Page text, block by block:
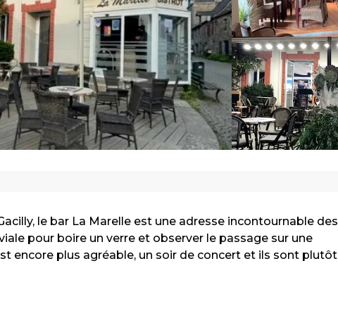
le bar La Marelle est une adresse incontournable des
pour boire un verre et observer le passage sur une
encore plus agréable, un soir de concert et ils sont plutôt